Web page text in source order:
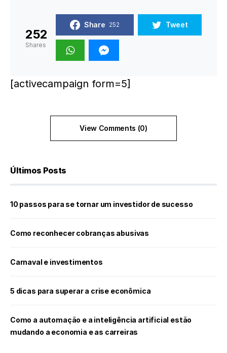
252
Shares
Share 252 Tweet
[activecampaign form=5]
View Comments (0)
Últimos Posts
10 passos para se tornar um investidor de sucesso
Como reconhecer cobranças abusivas
Carnaval e investimentos
5 dicas para superar a crise econômica
Como a automação e a inteligência artificial estão
mudando a economia e as carreiras